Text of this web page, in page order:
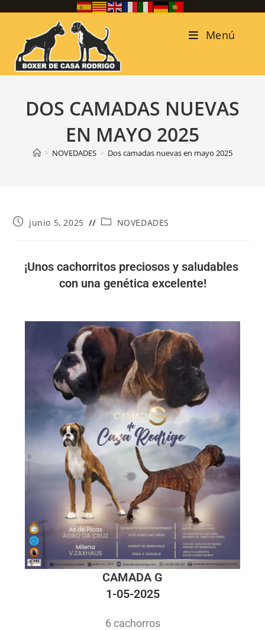
Menú
DOS CAMADAS NUEVAS
EN MAYO 2025
> NOVEDADES > Dos camadas nuevas en mayo 2025
junio 5, 2025 NOVEDADES
¡Unos cachorritos preciosos y saludables
con una genética excelente!
CAMADA G
1-05-2025
6 cachorros